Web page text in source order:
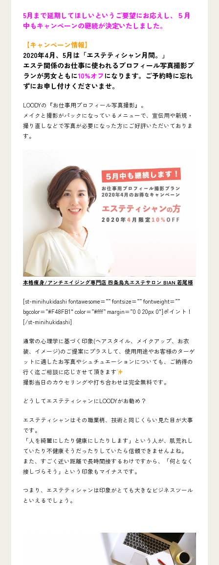
5月まで延期してほしいというご要望にお応えし、５月
中もキャンペーンの継続が決定いたしました。
【キャンペーン情報】
2020年4月、5月は「エステティシャン月間。」
エステ関係のお仕事に使われるプロフィール写真撮影プ
ランが男女ともに10%オフ になります。ご予約時に忘れ
ずにお申し付けくださいませ。
LOODYの『お仕事用プロフィール写真撮影』。
メイクと撮影がパックになっているメニューで、宣伝用や新規・
撮り直しなどで写真が必要になった方にご好評いただいておりま
す。
本格痩身/アンチエイジング専門店 四条烏丸エステサロン BIAN 若尾様
[st-minihukidashi fontawesome=”” fontsize=”” fontweight=””
bgcolor=”#F48FB1″ color=”#fff” margin=”0 0 20px 0″]ポイント！
[/st-minihukidashi]
通常の心理学に基づく印象(ヘアスタイル、メイクアップ、お衣
装、イメージ)のご提案にプラスして、使用用途やお客様のターゲ
ットに適したお写真やシュチュエーションについても、ご納得の
行く迄ご相談に応じさせて頂きます
撮影当日のカウセリングや打ち合わせは完全無料です。
どうしてエステティシャンにLOODYがお勧め？
エステティシャンはその職業柄、技術と同じくらい見た目が大事
です。
「人を綺麗にしたり健康にしたりします」という人が、肌荒れし
ていたり不健康そうだったりしていたら信頼できませんよね。
また、すごく近い距離で長時間接するわけですから、「何となく
接しづらそう」という印象もマイナスです。
つまり、エステティシャンは印象がとても大きなビジネスツール
といえるでしょう。